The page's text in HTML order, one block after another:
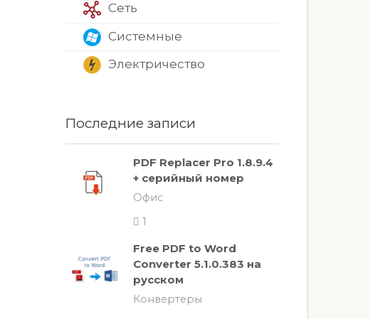
Сеть
Системные
Электричество
Последние записи
PDF Replacer Pro 1.8.9.4
+ серийный номер
Офис
1
Free PDF to Word
Converter 5.1.0.383 на
русском
Конвертеры